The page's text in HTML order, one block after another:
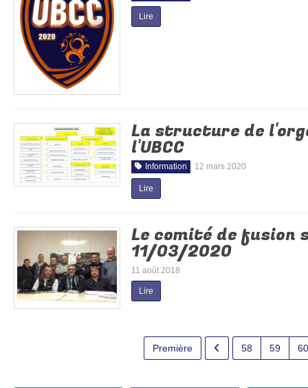
Lire
La structure de
l'UBCC
Information 12 mars 2020
Lire
Le comité de fusion
11/03/2020
11 août 2018
Lire
Première 58 59 60